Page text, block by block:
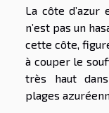
La côte
n’est pas un
cette côte,
à couper le
très haut
plages